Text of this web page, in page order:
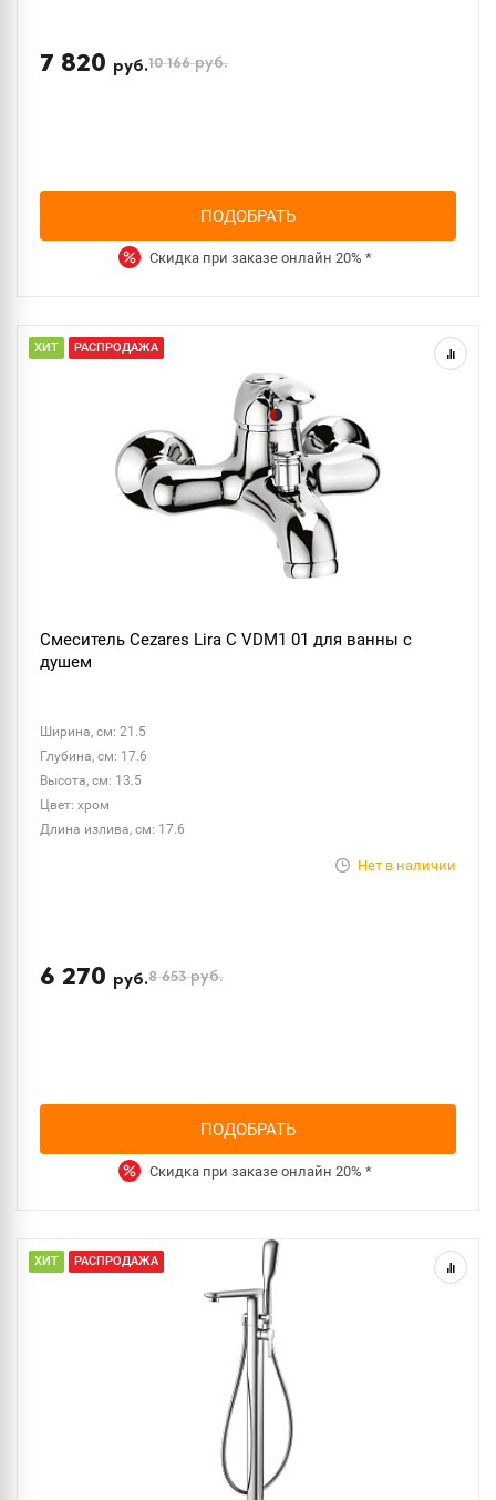
7 820 руб.10 166руб.
ПОДОБРАТЬ
Скидка при заказе онлайн 20% *
ХИТ РАСПРОДАЖА
Смеситель Cezares Lira C VDM1 01 для ванны с
душем
Ширина, см: 21.5
Глубина, см: 17.6
Высота, см: 13.5
Цвет: хром
Длина излива, см: 17.6
Нет в наличии
6 270 руб.8 653руб.
ПОДОБРАТЬ
Скидка при заказе онлайн 20% *
ХИТ РАСПРОДАЖА